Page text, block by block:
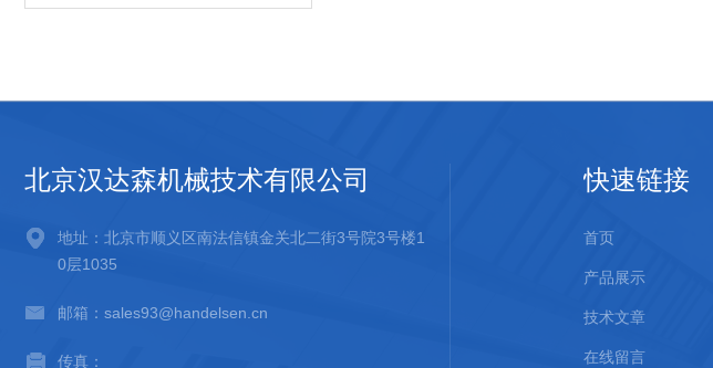
北京汉达森机械技术有限公司
地址：北京市顺义区南法信镇金关北二街3号院3号楼1
0层1035
邮箱：sales93@handelsen.cn
传真：
快速链接
首页
产品展示
技术文章
在线留言